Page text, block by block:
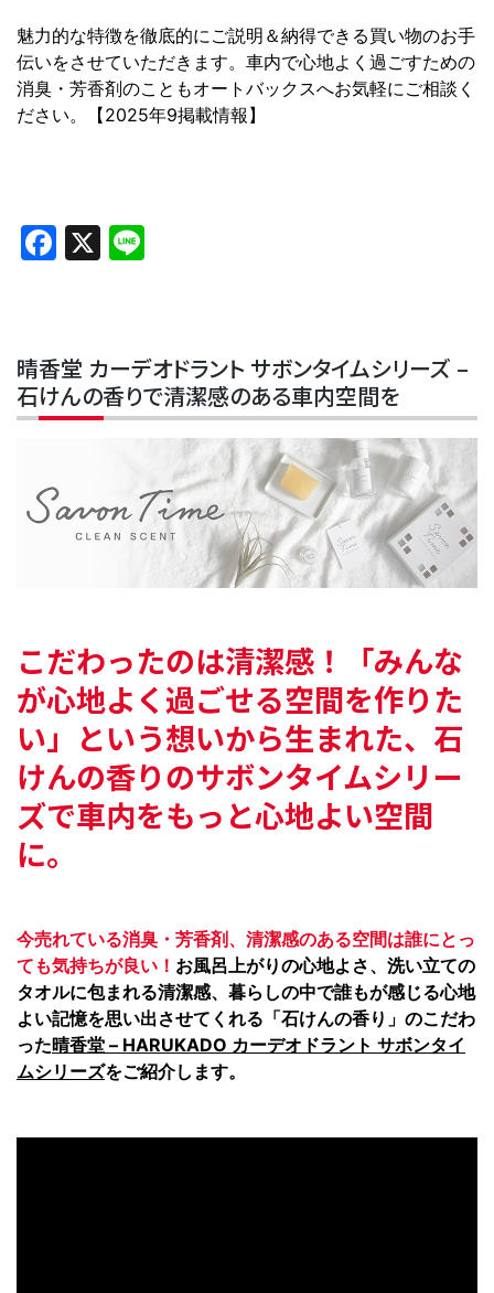
魅力的な特徴を徹底的にご説明＆納得できる買い物のお手
伝いをさせていただきます。車内で心地よく過ごすための
消臭・芳香剤のこともオートバックスへお気軽にご相談く
ださい。【2025年9掲載情報】
Facebook
X
晴香堂 カーデオドラント サボンタイムシリーズ –
石けんの香りで清潔感のある車内空間を
こだわったのは清潔感！
「みんな
が心地よく過ごせる空間を作りた
い」 という想いから生まれた、石
けんの香りのサボンタイムシリー
ズで車内をもっと心地よい空間
に。
今売れている消臭・芳香剤、清潔感のある空間は誰にとっ
ても気持ちが良い！ お風呂上がりの心地よさ、洗い立ての
タオルに包まれる清潔感、暮らしの中で誰もが感じる心地
よい記憶を思い出させてくれる「石けんの香り」のこだわ
った晴香堂 – HARUKADO カーデオドラント サボンタイ
ムシリーズをご紹介します。